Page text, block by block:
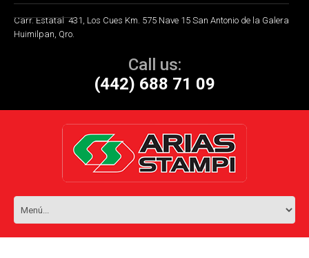
Carr. Estatal 431, Los Cues Km. 575 Nave 15 San Antonio de la Galera
Huimilpan, Qro.
Call us:
(442) 688 71 09